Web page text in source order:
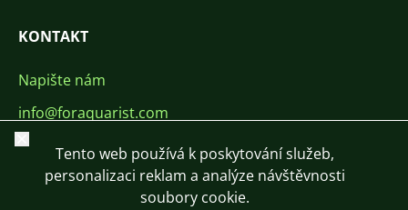
KONTAKT
Napište nám
info@foraquarist.com
+420 603 449 602
Zavřít
Tento web používá k poskytování služeb,
personalizaci reklam a analýze návštěvnosti
soubory cookie.